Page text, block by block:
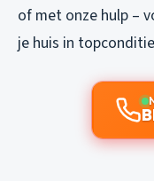
of met onze hulp –
je huis in